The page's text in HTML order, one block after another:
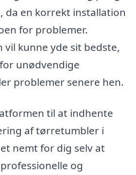
da en korrekt installation
for problemer.
kunne yde sit bedste,
unødvendige
problemer senere hen.
til at indhente
af tørretumbler i
nemt for dig selv at
og